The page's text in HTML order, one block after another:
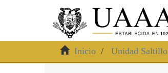
Inicio Unidad Saltillo